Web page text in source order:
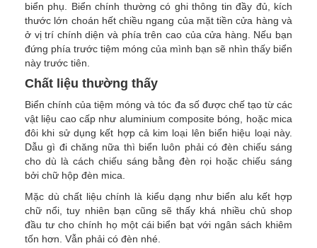
biển phụ. Biển chính thường có ghi thông tin đầy đủ, kích
thước lớn choán hết chiều ngang của mặt tiền cửa hàng và
ở vị trí chính diện và phía trên cao của cửa hàng. Nếu bạn
đứng phía trước tiệm móng của mình bạn sẽ nhìn thấy biển
này trước tiên.
Chất liệu thường thấy
Biển chính của tiệm móng và tóc đa số được chế tạo từ các
vật liệu cao cấp như aluminium composite bóng, hoặc mica
đôi khi sử dụng kết hợp cả kim loại lên biển hiệu loại này.
Dẫu gì đi chăng nữa thì biển luôn phải có đèn chiếu sáng
cho dù là cách chiếu sáng bằng đèn rọi hoặc chiếu sáng
bởi chữ hộp đèn mica.
Mặc dù chất liệu chính là kiểu dạng như biển alu kết hợp
chữ nổi, tuy nhiên bạn cũng sẽ thấy khá nhiều chủ shop
đầu tư cho chính họ một cái biển bạt với ngân sách khiêm
tốn hơn. Vẫn phải có đèn nhé.